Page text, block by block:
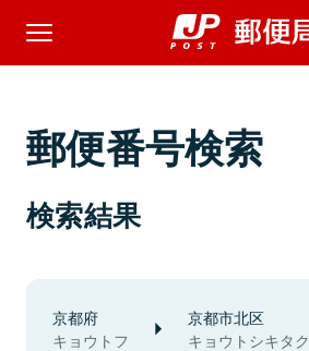
郵便番号検索
検索結果
京都府
キョウトフ
京都市北区
キョウトシキタク